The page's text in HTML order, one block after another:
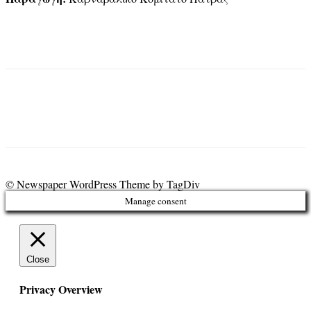
© Newspaper WordPress Theme by TagDiv
Manage consent
Close
Privacy Overview